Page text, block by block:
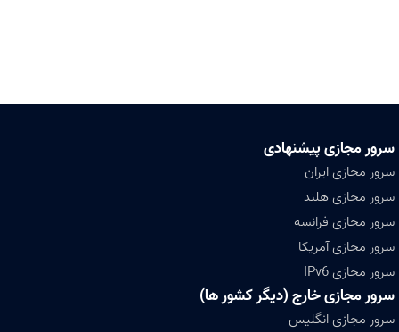
سرور مجازی پیشنهادی
سرور مجازی ایران
سرور مجازی هلند
سرور مجازی فرانسه
سرور مجازی آمریکا
سرور مجازی IPv6
سرور مجازی خارج (دیگر کشور ها)
سرور مجازی انگلیس